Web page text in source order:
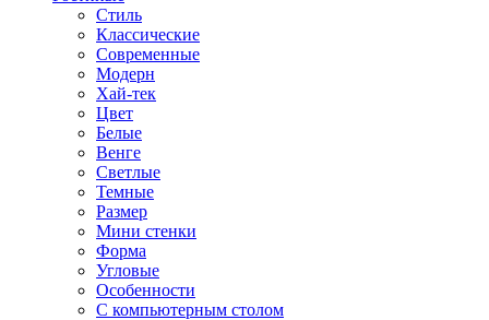
Стиль
Классические
Современные
Модерн
Хай-тек
Цвет
Белые
Венге
Светлые
Темные
Размер
Мини стенки
Форма
Угловые
Особенности
С компьютерным столом